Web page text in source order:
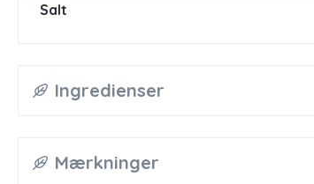
Salt
Ingredienser
Mærkninger